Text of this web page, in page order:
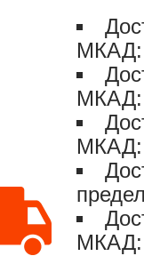
МКАД:
МКАД:
МКАД:
МКАД: